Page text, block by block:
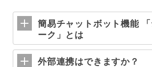
簡易チャットボット機能
ーク」とは
外部連携はできますか？